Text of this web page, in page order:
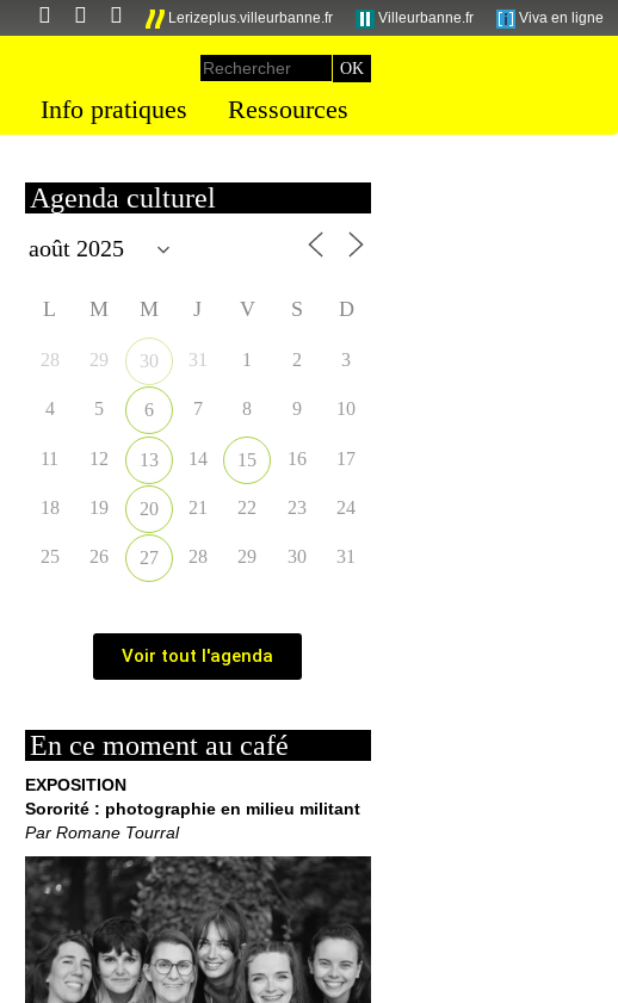
Lerizeplus.villeurbanne.fr Villeurbanne.fr Viva en ligne
Info pratiques Ressources
Agenda culturel
L M M J V S D
28 29 30 31 1 2 3
4 5 6 7 8 9 10
11 12 13 14 15 16 17
18 19 20 21 22 23 24
25 26 27 28 29 30 31
Voir tout l'agenda
En ce moment au café
EXPOSITION
Sororité : photographie en milieu militant
Par Romane Tourral